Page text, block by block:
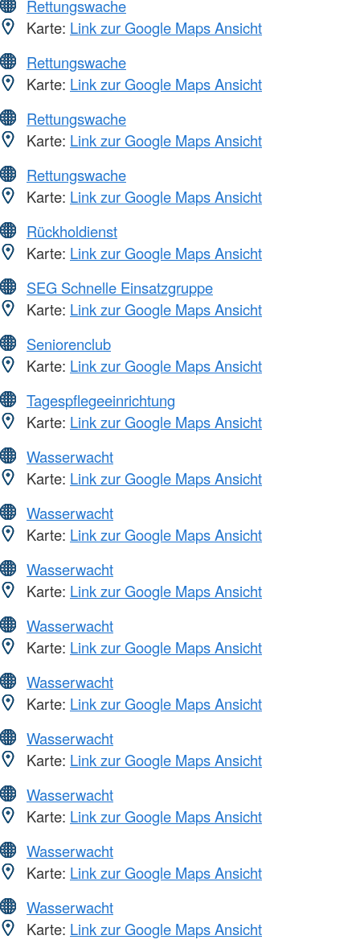
Rettungswache
Karte: Link zur Google Maps Ansicht
Rettungswache
Karte: Link zur Google Maps Ansicht
Rettungswache
Karte: Link zur Google Maps Ansicht
Rettungswache
Karte: Link zur Google Maps Ansicht
Rückholdienst
Karte: Link zur Google Maps Ansicht
SEG Schnelle Einsatzgruppe
Karte: Link zur Google Maps Ansicht
Seniorenclub
Karte: Link zur Google Maps Ansicht
Tagespflegeeinrichtung
Karte: Link zur Google Maps Ansicht
Wasserwacht
Karte: Link zur Google Maps Ansicht
Wasserwacht
Karte: Link zur Google Maps Ansicht
Wasserwacht
Karte: Link zur Google Maps Ansicht
Wasserwacht
Karte: Link zur Google Maps Ansicht
Wasserwacht
Karte: Link zur Google Maps Ansicht
Wasserwacht
Karte: Link zur Google Maps Ansicht
Wasserwacht
Karte: Link zur Google Maps Ansicht
Wasserwacht
Karte: Link zur Google Maps Ansicht
Wasserwacht
Karte: Link zur Google Maps Ansicht